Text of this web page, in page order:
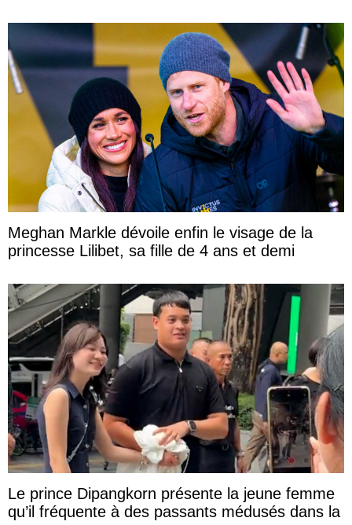
Meghan Markle dévoile enfin le visage de la
princesse Lilibet, sa fille de 4 ans et demi
Le prince Dipangkorn présente la jeune femme
qu’il fréquente à des passants médusés dans la